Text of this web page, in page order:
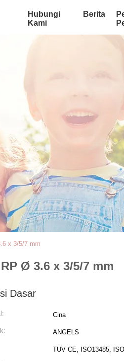
Hubungi
Kami
Berita
x 3/5/7 mm
Ø 3.6 x 3/5/7 mm
Dasar
Cina
ANGELS
TUV CE, ISO13485,